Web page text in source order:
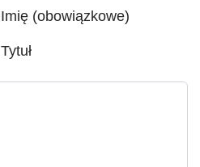
Imię (obowiązkowe)
Tytuł